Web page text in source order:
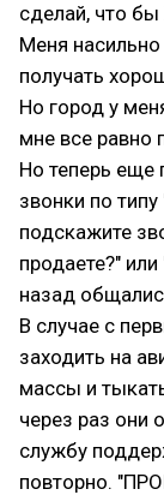
сделай, что бы
Меня
получать
Но город у
мне все равно
Но теперь еще
звонки по
подскажите
продаете?"
назад
В случае с
заходить на
массы и
через раз они
службу
повторно.